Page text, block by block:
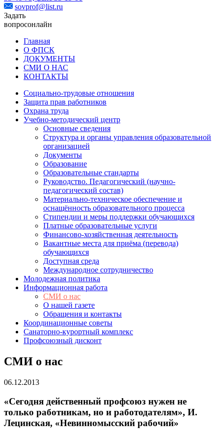
sovprof@list.ru
Задать
вопросонлайн
Главная
О ФПСК
ДОКУМЕНТЫ
СМИ О НАС
КОНТАКТЫ
Социально-трудовые отношения
Защита прав работников
Охрана труда
Учебно-методический центр
Основные сведения
Структура и органы управления образовательной
организацией
Документы
Образование
Образовательные стандарты
Руководство. Педагогический (научно-
педагогический состав)
Материально-техническое обеспечение и
оснащённость образовательного процесса
Стипендии и меры поддержки обучающихся
Платные образовательные услуги
Финансово-хозяйственная деятельность
Вакантные места для приёма (перевода)
обучающихся
Доступная среда
Международное сотрудничество
Молодежная политика
Информационная работа
СМИ о нас
О нашей газете
Обращения и контакты
Координационные советы
Санаторно-курортный комплекс
Профсоюзный дисконт
СМИ о нас
06.12.2013
«Сегодня действенный профсоюз нужен не
только работникам, но и работодателям», И.
Лецинская, «Невинномысский рабочий»